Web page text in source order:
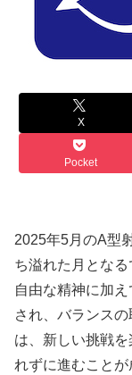
X
Pocket
2025年5月のA型
ち溢れた月とな
自由な精神に加
され、バランス
は、新しい挑戦
れずに進むことが